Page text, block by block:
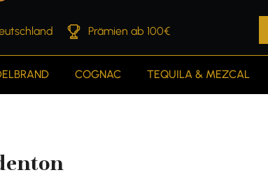
Prämien ab 100€
COGNAC TEQUILA & MEZCAL